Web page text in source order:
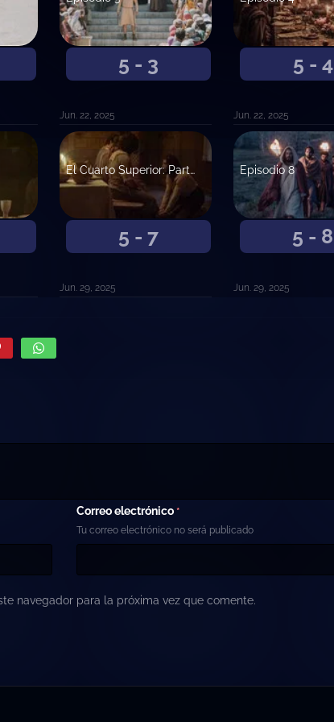
5 - 3
Jun. 22, 2025
5 - 4
Jun. 22, 2025
5 - 7
El Cuarto Superior: Parte 1
Jun. 29, 2025
5 - 8
Episodio 8
Jun. 29, 2025
Correo electrónico *
Tu correo electrónico no será publicado
navegador para la próxima vez que comente.